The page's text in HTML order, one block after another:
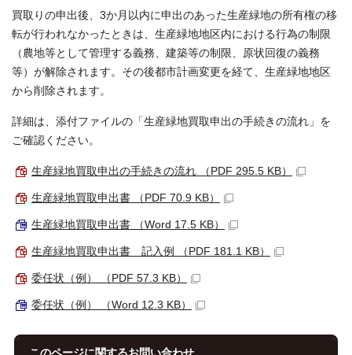
買取りの申出後、3か月以内に申出のあった生産緑地の所有権の移
転が行われなかったときは、生産緑地地区内における行為の制限
（農地等として管理する義務、建築等の制限、原状回復の義務
等）が解除されます。その後都市計画変更を経て、生産緑地地区
から削除されます。
詳細は、添付ファイルの「生産緑地買取申出の手続きの流れ」を
ご確認ください。
生産緑地買取申出の手続きの流れ （PDF 295.5 KB）
生産緑地買取申出書 （PDF 70.9 KB）
生産緑地買取申出書 （Word 17.5 KB）
生産緑地買取申出書 記入例 （PDF 181.1 KB）
委任状（例） （PDF 57.3 KB）
委任状（例） （Word 12.3 KB）